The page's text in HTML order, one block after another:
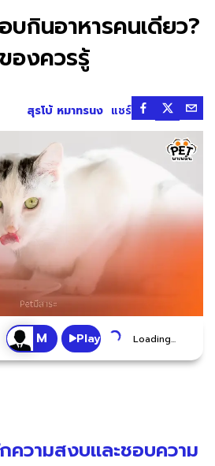
บกินอาหารคนเดียว?
องควรรู้
สุรโบ้ หมาทรนง แชร์
Play Loading...
ความสงบและชอบความ